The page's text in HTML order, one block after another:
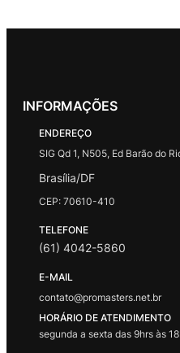
INFORMAÇÕES
ENDEREÇO
SIG Qd 1, N505, Ed Barão do
Brasília/DF
CEP: 70610-410
TELEFONE
(61) 4042-5860
E-MAIL
contato@promasters.net.br
HORÁRIO DE ATENDIMENTO
segunda a sexta das 9hrs às